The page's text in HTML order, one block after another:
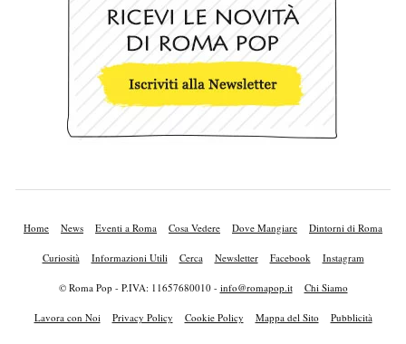
Home News Eventi a Roma Cosa Vedere Dove Mangiare Dintorni di Roma
Curiosità Informazioni Utili Cerca Newsletter Facebook Instagram
© Roma Pop - P.IVA: 11657680010 - info@romapop.it Chi Siamo
Lavora con Noi Privacy Policy Cookie Policy Mappa del Sito Pubblicità